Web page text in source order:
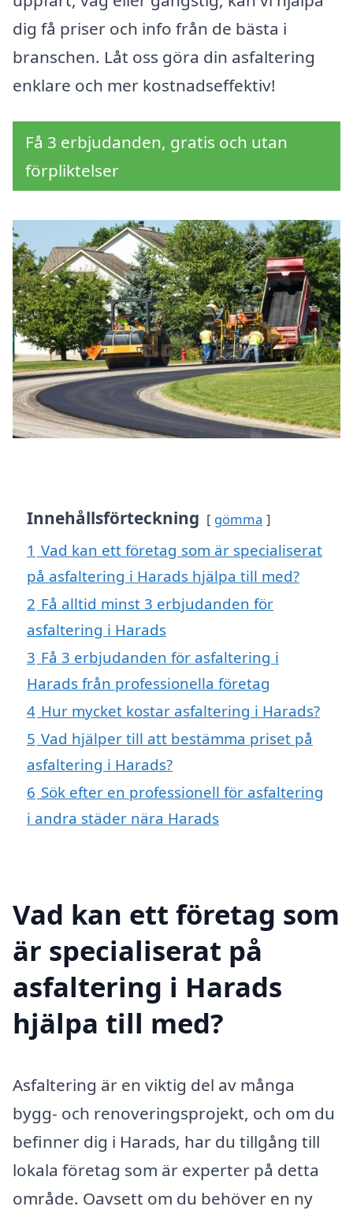
dig få priser och info från de bästa i
branschen. Låt oss göra din asfaltering
enklare och mer kostnadseffektiv!
Få 3 erbjudanden, gratis och utan
förpliktelser
Innehållsförteckning gömma
1 Vad kan ett företag som är specialiserat
på asfaltering i Harads hjälpa till med?
2 Få alltid minst 3 erbjudanden för
asfaltering i Harads
3 Få 3 erbjudanden för asfaltering i
Harads från professionella företag
4 Hur mycket kostar asfaltering i Harads?
5 Vad hjälper till att bestämma priset på
asfaltering i Harads?
6 Sök efter en professionell för asfaltering
i andra städer nära Harads
Vad kan ett företag som
är specialiserat på
asfaltering i Harads
hjälpa till med?
Asfaltering är en viktig del av många
bygg- och renoveringsprojekt, och om du
befinner dig i Harads, har du tillgång till
lokala företag som är experter på detta
område. Oavsett om du behöver en ny